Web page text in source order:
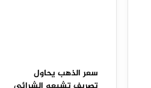
سعر الذهب يحاول